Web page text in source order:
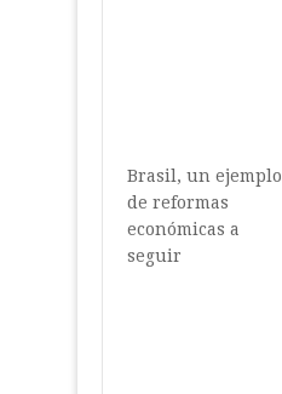
Brasil, un ejemplo
de reformas
económicas a
seguir